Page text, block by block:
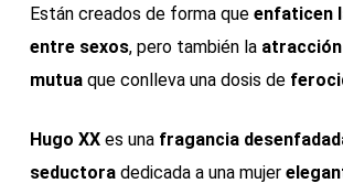
Están creados de forma que enfaticen
entre sexos, pero también la
mutuaque conlleva una dosis de
Hugo XXes una fragancia
seductoradedicada a una mujer